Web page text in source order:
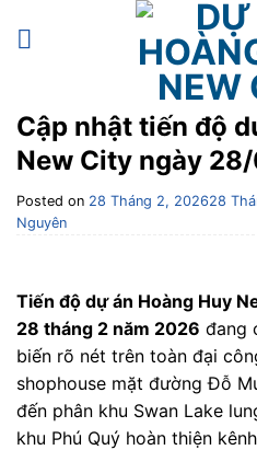
Cập nhật tiến độ
New City ngày
Posted on 28 Tháng 2, 202628
Nguyên
Tiến độ dự án Hoàng Huy
28 tháng 2 năm 2026 đang
biến rõ nét trên toàn đại
shophouse mặt đường Đỗ
đến phân khu Swan Lake
khu Phú Quý hoàn thiện